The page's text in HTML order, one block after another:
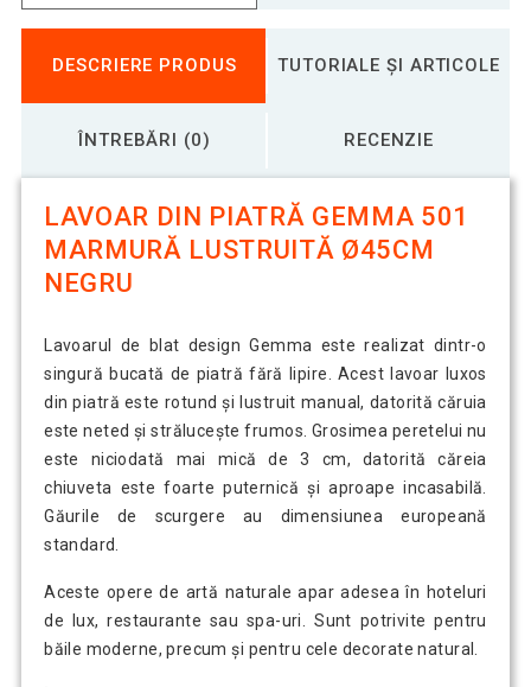
DESCRIERE PRODUS TUTORIALE ȘI ARTICOLE
ÎNTREBĂRI (0) RECENZIE
LAVOAR DIN PIATRĂ GEMMA 501
MARMURĂ LUSTRUITĂ Ø45CM
NEGRU
Lavoarul de blat design Gemma este realizat dintr-o
singură bucată de piatră fără lipire. Acest lavoar luxos
din piatră este rotund și lustruit manual, datorită căruia
este neted și strălucește frumos. Grosimea peretelui nu
este niciodată mai mică de 3 cm, datorită căreia
chiuveta este foarte puternică și aproape incasabilă.
Găurile de scurgere au dimensiunea europeană
standard.
Aceste opere de artă naturale apar adesea în hoteluri
de lux, restaurante sau spa-uri. Sunt potrivite pentru
băile moderne, precum și pentru cele decorate natural.